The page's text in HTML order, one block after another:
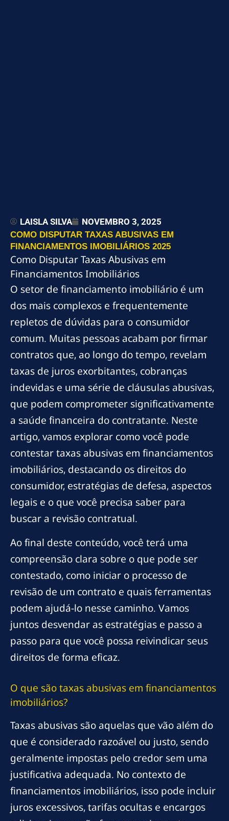
LAISLA SILVA NOVEMBRO 3, 2025
COMO DISPUTAR TAXAS ABUSIVAS EM
FINANCIAMENTOS IMOBILIÁRIOS 2025
Como Disputar Taxas Abusivas em
Financiamentos Imobiliários
O setor de financiamento imobiliário é um
dos mais complexos e frequentemente
repletos de dúvidas para o consumidor
comum. Muitas pessoas acabam por firmar
contratos que, ao longo do tempo, revelam
taxas de juros exorbitantes, cobranças
indevidas e uma série de cláusulas abusivas,
que podem comprometer significativamente
a saúde financeira do contratante. Neste
artigo, vamos explorar como você pode
contestar taxas abusivas em financiamentos
imobiliários, destacando os direitos do
consumidor, estratégias de defesa, aspectos
legais e o que você precisa saber para
buscar a revisão contratual.
Ao final deste conteúdo, você terá uma
compreensão clara sobre o que pode ser
contestado, como iniciar o processo de
revisão de um contrato e quais ferramentas
podem ajudá-lo nesse caminho. Vamos
juntos desvendar as estratégias e passo a
passo para que você possa reivindicar seus
direitos de forma eficaz.
O que são taxas abusivas em financiamentos
imobiliários?
Taxas abusivas são aquelas que vão além do
que é considerado razoável ou justo, sendo
geralmente impostas pelo credor sem uma
justificativa adequada. No contexto de
financiamentos imobiliários, isso pode incluir
juros excessivos, tarifas ocultas e encargos